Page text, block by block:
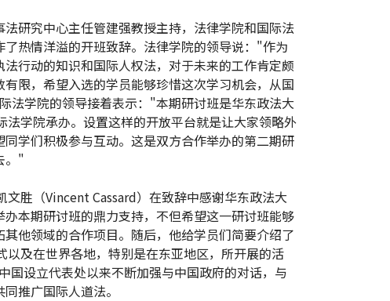
研究中心主任管建强教授主持，法律学院和国际法
热情洋溢的开班致辞。法律学院的领导说："作为
行动的知识和国际人权法，对于未来的工作肯定颇
限，希望入选的学员能够珍惜这次学习机会，从国
法学院的领导接着表示："本期研讨班是华东政法大
法学院承办。设置这样的开放平台就是让大家领略外
学们积极参与互动。这是双方合作举办的第二期研
。"
文胜（Vincent Cassard）在致辞中感谢华东政法大
本期研讨班的鼎力支持，不但希望这一研讨班能够
他领域的合作项目。随后，他给学员们简要介绍了
以及在世界各地，特别是在东亚地区，所开展的活
国设立代表处以来不断加强与中国政府的对话，与
推广国际人道法。